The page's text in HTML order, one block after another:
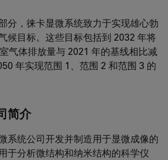
分，徕卡显微系统致力于实现雄心勃
候目标。这些目标包括到 2032 年将
气体排放量与 2021 年的基线相比减
年实现范围 1、范围 2 和范围 3 的
简介
系统公司开发并制造用于显微成像的
于分析微结构和纳米结构的科学仪